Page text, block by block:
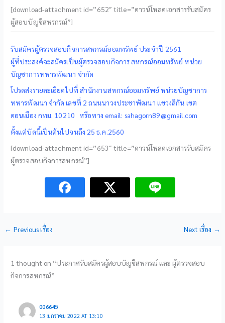
[download-attachment id=”652″ title=”ดาวน์โหลดเอกสารรับสมัคร
ผู้สอบบัญชีสหรกรณ์”]
รับสมัครผู้ตรวจสอบกิจการสหกรณ์ออมทรัพย์ ประจำปี 2561
ผู้ที่ประสงค์จะสมัครเป็นผู้ตรวจสอบกิจการ สหกรณ์ออมทรัพย์ หน่วย
บัญชาการทหารพัฒนา จำกัด
โปรดส่งรายละเอียดไปที่ สำนักงานสหกรณ์ออมทรัพย์ หน่วยบัญชาการ
ทหารพัฒนา จำกัด เลขที่ 2 ถนนนาวงประชาพัฒนา แขวงสีกัน เขต
ดอนเมือง กทม. 10210 หรือทาง email: sahagorn89@gmail.com
ตั้งแต่บัดนี้เป็นต้นไปจนถึง 25 ธ.ค.2560
[download-attachment id=”653″ title=”ดาวน์โหลดเอกสารรับสมัคร
ผู้ตรวจสอบกิจการสหกรณ์”]
← Previous เรื่อง Next เรื่อง →
1 thought on “ประกาศรับสมัครผู้สอบบัญชีสหกรณ์ และ ผู้ตรวจสอบ
กิจการสหกรณ์”
006645
13 มกราคม 2022 AT 13:10